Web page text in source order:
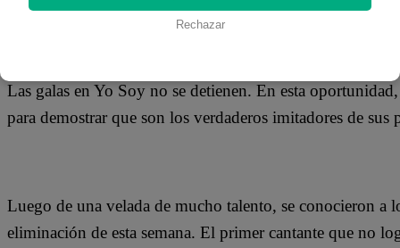
Redacción Latina
18 de septiembre 2018
Las galas en Yo Soy no se detienen. En esta
para demostrar que son los verdaderos imitadores de sus
Luego de una velada de mucho talento, se conocieron a
eliminación de esta semana. El primer cantante que no
Rechazar